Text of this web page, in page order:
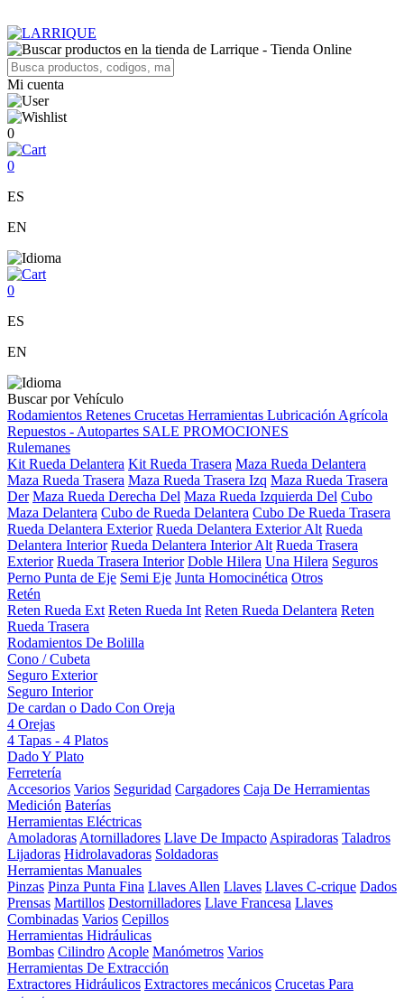
Mi cuenta
0
0
ES
EN
0
ES
EN
Buscar por Vehículo
Rodamientos Retenes Crucetas Herramientas Lubricación Agrícola
Repuestos - Autopartes SALE PROMOCIONES
Rulemanes
Kit Rueda Delantera Kit Rueda Trasera Maza Rueda Delantera
Maza Rueda Trasera Maza Rueda Trasera Izq Maza Rueda Trasera
Der Maza Rueda Derecha Del Maza Rueda Izquierda Del Cubo
Maza Delantera Cubo de Rueda Delantera Cubo De Rueda Trasera
Rueda Delantera Exterior Rueda Delantera Exterior Alt Rueda
Delantera Interior Rueda Delantera Interior Alt Rueda Trasera
Exterior Rueda Trasera Interior Doble Hilera Una Hilera Seguros
Perno Punta de Eje Semi Eje Junta Homocinética Otros
Retén
Reten Rueda Ext Reten Rueda Int Reten Rueda Delantera Reten
Rueda Trasera
Rodamientos De Bolilla
Cono / Cubeta
Seguro Exterior
Seguro Interior
De cardan o Dado Con Oreja
4 Orejas
4 Tapas - 4 Platos
Dado Y Plato
Ferretería
Accesorios Varios Seguridad Cargadores Caja De Herramientas
Medición Baterías
Herramientas Eléctricas
Amoladoras Atornilladores Llave De Impacto Aspiradoras Taladros
Lijadoras Hidrolavadoras Soldadoras
Herramientas Manuales
Pinzas Pinza Punta Fina Llaves Allen Llaves Llaves C-crique Dados
Prensas Martillos Destornilladores Llave Francesa Llaves
Combinadas Varios Cepillos
Herramientas Hidráulicas
Bombas Cilindro Acople Manómetros Varios
Herramientas De Extracción
Extractores Hidráulicos Extractores mecánicos Crucetas Para